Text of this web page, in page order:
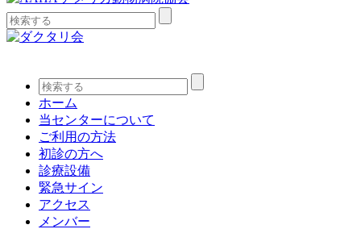
検
索:
検
索:
ホーム
当センターについて
ご利用の方法
初診の方へ
診療設備
緊急サイン
アクセス
メンバー